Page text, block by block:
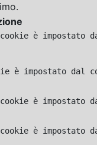
cookie è
è impostato dal
cookie è impostato
cookie è